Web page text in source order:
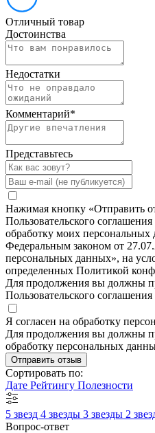
Отличный товар
Достоинства
Недостатки
Комментарий*
Представьтесь
Нажимая кнопку «Отправить
Пользовательского
обработку моих персональных
Федеральным законом от
персональных данных», на
определенных Политикой
Для продолжения вы должны
Пользовательского соглашения
Я согласен на обработку
Для продолжения вы должны
обработку персональных
Отправить отзыв
Сортировать по:
Дате Рейтингу Полезности
5 звезд 4 звезды 3 звезды 2
Вопрос-ответ